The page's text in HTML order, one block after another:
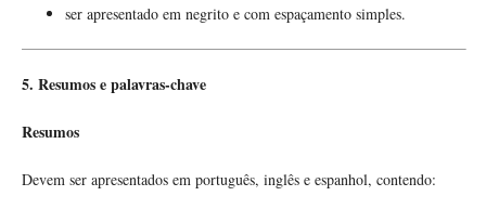
ser apresentado em negrito e com espaçamento simples.
5. Resumos e palavras-chave
Resumos
Devem ser apresentados em português, inglês e espanhol, contendo: